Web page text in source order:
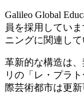
Galileo Global
員を採用してい
ニングに関連して
革新的な構造は
リの「レ・プラ
際芸術都市は更